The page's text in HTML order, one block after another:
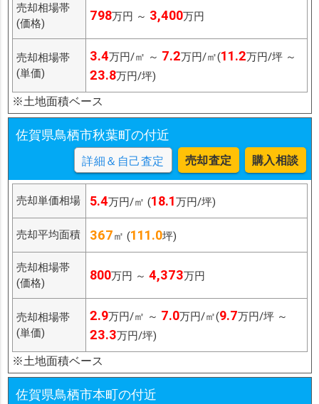
売却相場帯
(価格)
798万円 ～ 3,400万円
売却相場帯
(単価)
3.4万円/㎡ ～ 7.2万円/㎡(11.2万円/坪 ～
23.8万円/坪)
※土地面積ベース
佐賀県鳥栖市秋葉町の付近
詳細＆自己査定 売却査定 購入相談
売却単価相場 5.4万円/㎡ (18.1万円/坪)
売却平均面積 367㎡ (111.0坪)
売却相場帯
(価格)
800万円 ～ 4,373万円
売却相場帯
(単価)
2.9万円/㎡ ～ 7.0万円/㎡(9.7万円/坪 ～
23.3万円/坪)
※土地面積ベース
佐賀県鳥栖市本町の付近